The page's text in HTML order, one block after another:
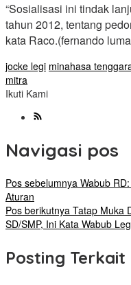
“Sosialisasi ini tindak
tahun 2012, tentang
kata Raco.(fernando
jocke legi minahasa
mitra
Ikuti Kami
Navigasi pos
Pos sebelumnya Wabub
Aturan
Pos berikutnya Tatap Muka
SD/SMP, Ini Kata Wabub
Posting Terkait